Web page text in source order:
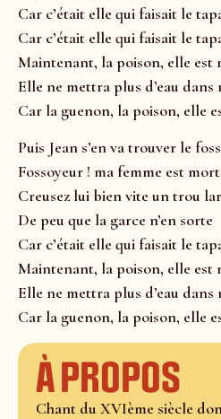
Car c’était elle qui faisait le
Car c’était elle qui faisait le
Maintenant, la poison, elle est
Elle ne mettra plus d’eau dans
Car la guenon, la poison, elle
Puis Jean s’en va trouver le
Fossoyeur ! ma femme est
Creusez lui bien vite un trou
De peu que la garce n’en sorte
Car c’était elle qui faisait le
Maintenant, la poison, elle est
Elle ne mettra plus d’eau dans
Car la guenon, la poison, elle
À propos
Chant du XVIème siècle